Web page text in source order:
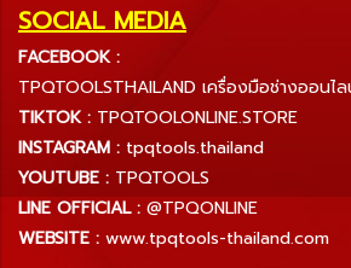
SOCIAL MEDIA
FACEBOOK :
TPQTOOLSTHAILAND เครื่องมือช่างออนไ
TIKTOK : TPQTOOLONLINE.STORE
INSTAGRAM : tpqtools.thailand
YOUTUBE : TPQTOOLS
LINE OFFICIAL : @TPQONLINE
WEBSITE : www.tpqtools-thailand.com